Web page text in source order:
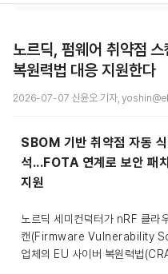
노르딕, 펌웨어 취약점
복원력법 대응 지원한다
2026-07-07 신윤오 기자,
SBOM 기반 취약점 자동
석...FOTA 연계로 보안 패
지원
노르딕 세미컨덕터가 nRF 클
캔(Firmware Vulnerability
업체의 EU 사이버 복원력법